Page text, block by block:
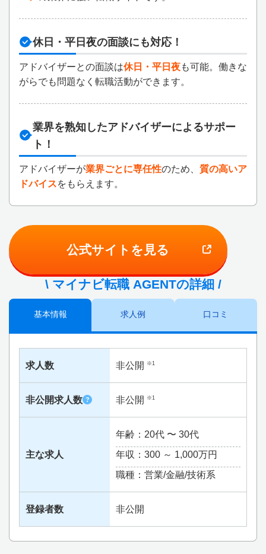
休日・平日夜の面談にも対応！
アドバイザーとの面談は休日・平日夜も可能。働きな
がらでも問題なく転職活動ができます。
業界を熟知したアドバイザーによるサポー
ト！
アドバイザーが業界ごとに専任性のため、 質の高いア
ドバイスをもらえます。
公式サイトを見る
\ マイナビ転職 AGENTの詳細 /
基本情報 求人例 口コミ
求人数 非公開 ※1
非公開求人数 ? 非公開 ※1
主な求人
年齢：20代 〜 30代
年収：300 ～ 1,000万円
職種：営業/金融/技術系
登録者数 非公開